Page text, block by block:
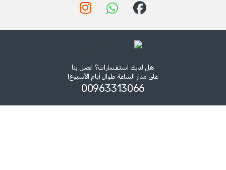
هل لديك استفسارات؟ اتصل بنا
على مدار الساعة طوال أيام الأسبوع!
00963313066‏